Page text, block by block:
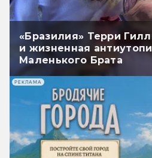
«Бразилия» Терри
и жизненная
Маленького Брата
РЕКЛАМА